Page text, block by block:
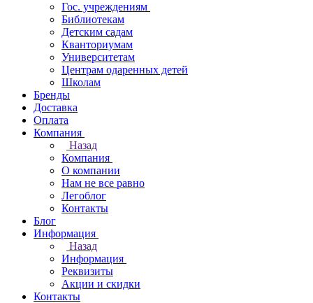
Гос. учреждениям
Библиотекам
Детским садам
Кванториумам
Университетам
Центрам одаренных детей
Школам
Бренды
Доставка
Оплата
Компания
Назад
Компания
О компании
Нам не все равно
Легоблог
Контакты
Блог
Информация
Назад
Информация
Реквизиты
Акции и скидки
Контакты